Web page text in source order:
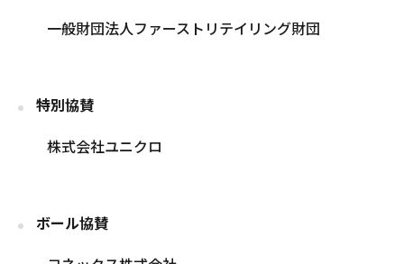
一般財団法人ファーストリテイリング財団
特別協賛
株式会社ユニクロ
ボール協賛